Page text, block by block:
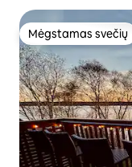
Mėgstamas svečių
Mėgstamas svečių